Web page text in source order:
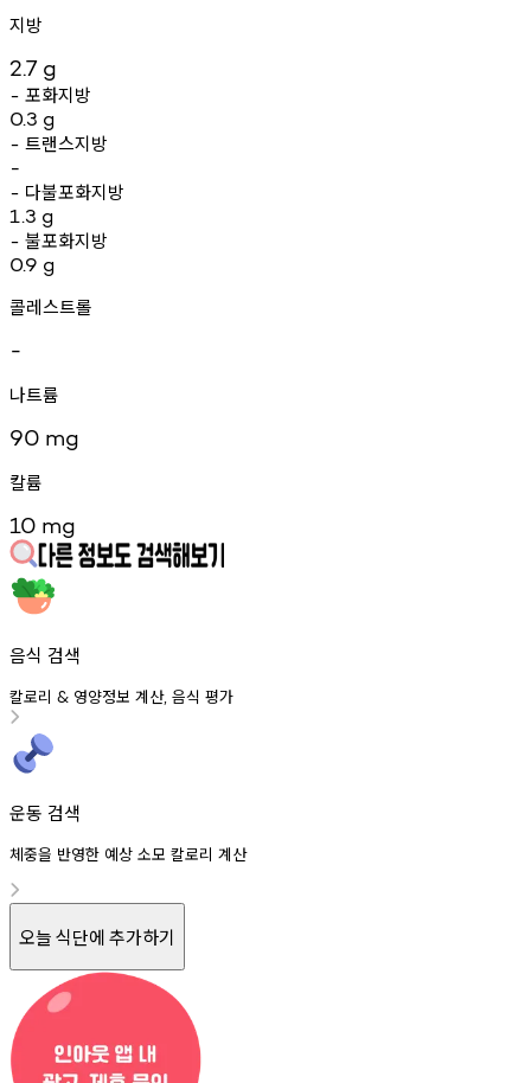
지방
2.7 g
- 포화지방
0.3 g
- 트랜스지방
-
- 다불포화지방
1.3 g
- 불포화지방
0.9 g
콜레스트롤
-
나트륨
90 mg
칼륨
10 mg
음식 검색
칼로리 & 영양정보 계산, 음식 평가
운동 검색
체중을 반영한 예상 소모 칼로리 계산
오늘 식단에 추가하기